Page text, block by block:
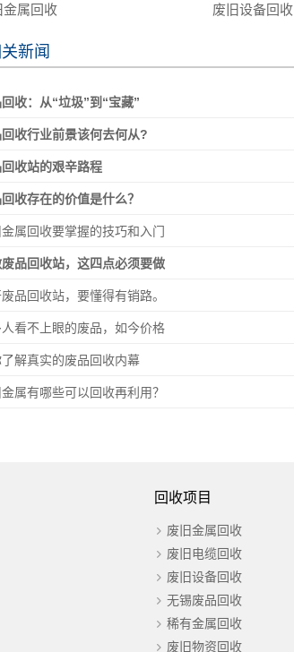
金属回收 废旧设备回收
新闻
收：从“垃圾”到“宝藏”
收行业前景该何去何从?
收站的艰辛路程
收存在的价值是什么？
属回收要掌握的技巧和入门
品回收站，这四点必须要做
品回收站，要懂得有销路。
看不上眼的废品，如今价格
解真实的废品回收内幕
属有哪些可以回收再利用？
回收项目
废旧金属回收
废旧电缆回收
废旧设备回收
无锡废品回收
稀有金属回收
废旧物资回收